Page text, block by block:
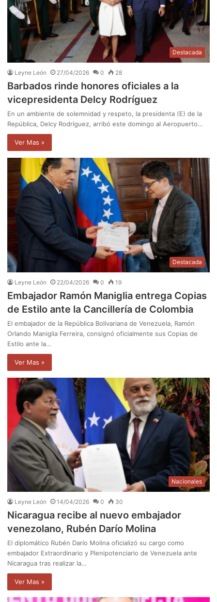
Destacada
Leyne León 27/04/2026 0 28
Barbados rinde honores oficiales a la
vicepresidenta Delcy Rodríguez
En un ambiente de solemnidad y respeto, la presidenta (E) de la
República, Delcy Rodríguez, arribó este domingo al Aeropuerto…
Ver Mas »
Destacada
Leyne León 22/04/2026 0 19
Embajador Ramón Maniglia entrega Copias
de Estilo ante la Cancillería de Colombia
El embajador de la República Bolivariana de Venezuela, Ramón
Orlando Maniglia Ferreira, consignó oficialmente sus Copias de
Estilo ante la…
Ver Mas »
Nacionales
Leyne León 14/04/2026 0 30
Nicaragua recibe al nuevo embajador
venezolano, Rubén Darío Molina
El diplomático Rubén Darío Molina oficializó su cargo como
embajador Extraordinario y Plenipotenciario de Venezuela ante
Nicaragua tras realizar la…
Ver Mas »